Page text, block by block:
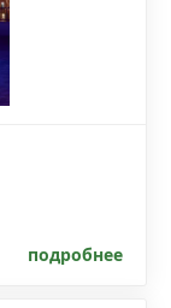
подробнее